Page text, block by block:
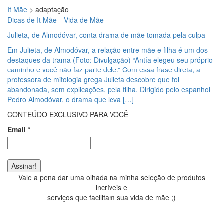
It Mãe > adaptação
Dicas de It Mãe
Vida de Mãe
Julieta, de Almodóvar, conta drama de mãe tomada pela culpa
Em Julieta, de Almodóvar, a relação entre mãe e filha é um dos
destaques da trama (Foto: Divulgação) “Antía elegeu seu próprio
caminho e você não faz parte dele.” Com essa frase direta, a
professora de mitologia grega Julieta descobre que foi
abandonada, sem explicações, pela filha. Dirigido pelo espanhol
Pedro Almodóvar, o drama que leva […]
CONTEÚDO EXCLUSIVO PARA VOCÊ
Email *
Vale a pena dar uma olhada na minha seleção de produtos
incríveis e
serviços que facilitam sua vida de mãe ;)